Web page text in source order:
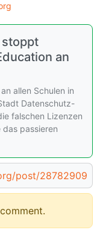
stoppt
an
allen Schulen in
Datenschutz-
falschen Lizenzen
passieren
post/28782909